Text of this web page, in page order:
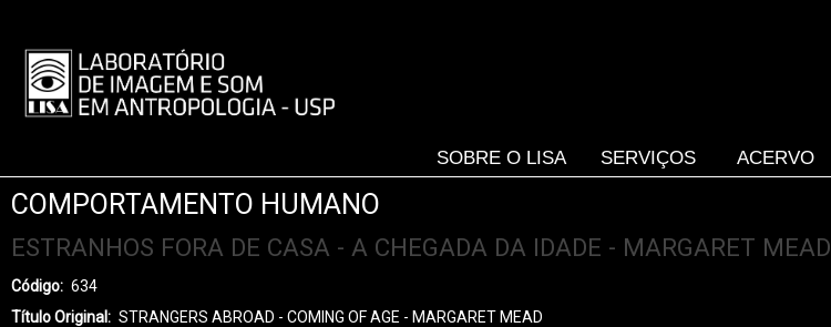
para
conteúdo
LISA
MENU
SOBRE O LISA SERVIÇOS ACERVO
COMPORTAMENTO HUMANO
ESTRANHOS FORA DE CASA - A CHEGADA DA IDADE - MARGARET MEAD
Código
634
Título Original
STRANGERS ABROAD - COMING OF AGE - MARGARET MEAD